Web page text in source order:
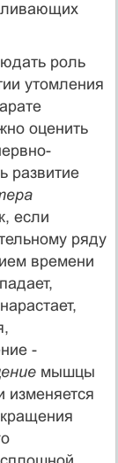
роль
утомления
оценить
развитие
если
ряду
времени
-
мышцы
изменяется